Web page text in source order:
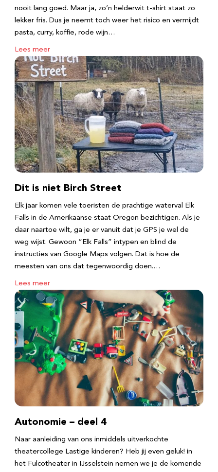
nooit lang goed. Maar ja, zo’n helderwit t-shirt staat zo
lekker fris. Dus je neemt toch weer het risico en vermijdt
pasta, curry, koffie, rode wijn…
Lees meer
Dit is niet Birch Street
Elk jaar komen vele toeristen de prachtige waterval Elk
Falls in de Amerikaanse staat Oregon bezichtigen. Als je
daar naartoe wilt, ga je er vanuit dat je GPS je wel de
weg wijst. Gewoon “Elk Falls” intypen en blind de
instructies van Google Maps volgen. Dat is hoe de
meesten van ons dat tegenwoordig doen.…
Lees meer
Autonomie – deel 4
Naar aanleiding van ons inmiddels uitverkochte
theatercollege Lastige kinderen? Heb jij even geluk! in
het Fulcotheater in IJsselstein nemen we je de komende